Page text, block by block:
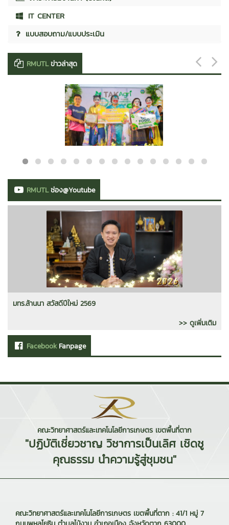
IT CENTER
แบบสอบถาม/แบบประเมิน
RMUTLข่าวล่าสุด
RMUTLช่อง@Youtube
มทร.ล้านนา สวัสดีปีใหม่ 2569
>> ดูเพิ่มเติม
Facebook Fanpage
คณะวิทยาศาสตร์และเทคโนโลยีการเกษตร เขตพื้นที่ตาก
"ปฏิบัติเชี่ยวชาญ วิชาการเป็นเลิศ เชิดชู
คุณธรรม นำความรู้สู่ชุมชน"
คณะวิทยาศาสตร์และเทคโนโลยีการเกษตร เขตพื้นที่ตาก : 41/1 หมู่ 7